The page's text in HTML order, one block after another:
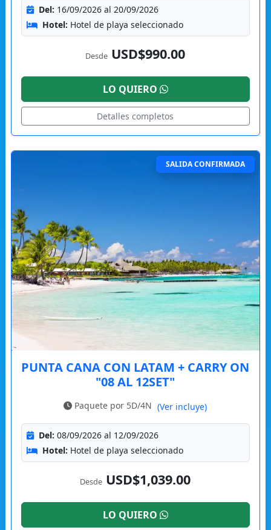
Del: 16/09/2026 al 20/09/2026
Hotel: Hotel de playa seleccionado
Desde USD$990.00
LO QUIERO
Detalles completos
SALIDA CONFIRMADA
PUNTA CANA CON LATAM + CARRY ON
"08 AL 12SET"
Paquete por 5D/4N (Ver incluye)
Del: 08/09/2026 al 12/09/2026
Hotel: Hotel de playa seleccionado
Desde USD$1,039.00
LO QUIERO